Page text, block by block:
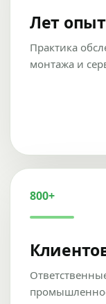
Лет
Практика
монтажа и
800+